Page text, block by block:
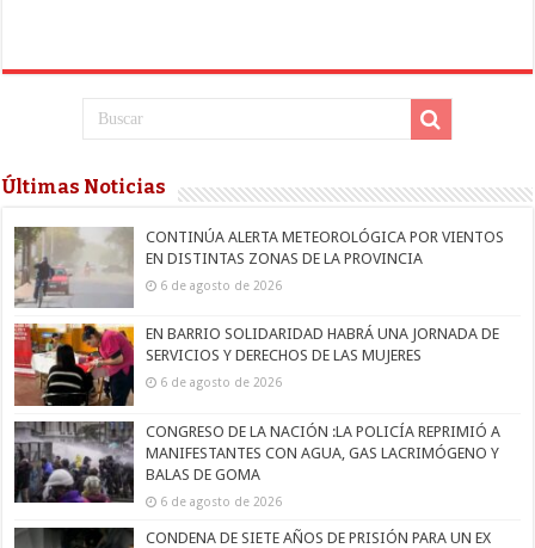
Últimas Noticias
CONTINÚA ALERTA METEOROLÓGICA POR VIENTOS
EN DISTINTAS ZONAS DE LA PROVINCIA
6 de agosto de 2026
EN BARRIO SOLIDARIDAD HABRÁ UNA JORNADA DE
SERVICIOS Y DERECHOS DE LAS MUJERES
6 de agosto de 2026
CONGRESO DE LA NACIÓN :LA POLICÍA REPRIMIÓ A
MANIFESTANTES CON AGUA, GAS LACRIMÓGENO Y
BALAS DE GOMA
6 de agosto de 2026
CONDENA DE SIETE AÑOS DE PRISIÓN PARA UN EX